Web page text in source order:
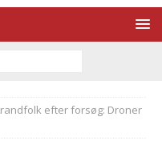
efter forsøg: Droner